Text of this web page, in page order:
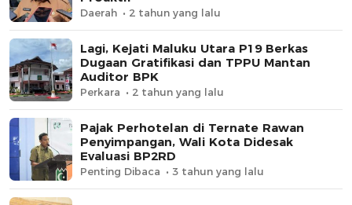
Daerah 2 tahun yang lalu
Lagi, Kejati Maluku Utara P19 Berkas
Dugaan Gratifikasi dan TPPU Mantan
Auditor BPK
Perkara 2 tahun yang lalu
Pajak Perhotelan di Ternate Rawan
Penyimpangan, Wali Kota Didesak
Evaluasi BP2RD
Penting Dibaca 3 tahun yang lalu